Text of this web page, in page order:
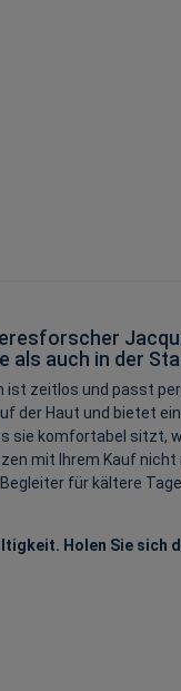
als auch in der
zeitlos und passt
der Haut und bietet
sie komfortabel sitzt,
mit Ihrem Kauf
für kältere
Holen Sie sich